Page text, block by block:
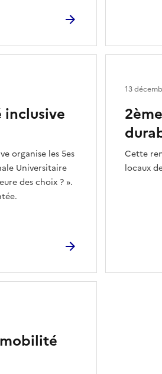
inclusive
organise les 5es
Universitaire
des choix ? ».
Cette
locaux
13